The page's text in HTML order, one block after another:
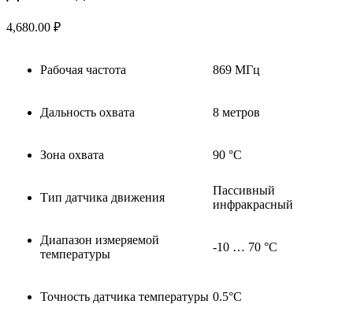
4,680.00 ₽
Рабочая частота 869 МГц
Дальность охвата 8 метров
Зона охвата 90 °C
Тип датчика движения
Пассивный
инфракрасный
Диапазон измеряемой
температуры
-10 … 70 °C
Точность датчика температуры 0.5°C